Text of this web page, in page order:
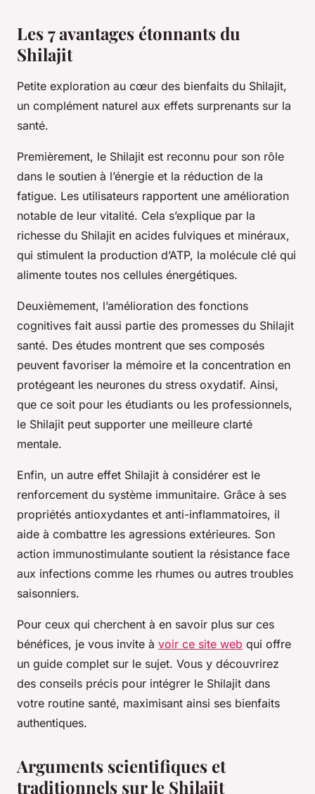
Les 7 avantages étonnants du
Shilajit
Petite exploration au cœur des bienfaits du Shilajit,
un complément naturel aux effets surprenants sur la
santé.
Premièrement, le Shilajit est reconnu pour son rôle
dans le soutien à l’énergie et la réduction de la
fatigue. Les utilisateurs rapportent une amélioration
notable de leur vitalité. Cela s’explique par la
richesse du Shilajit en acides fulviques et minéraux,
qui stimulent la production d’ATP, la molécule clé qui
alimente toutes nos cellules énergétiques.
Deuxièmement, l’amélioration des fonctions
cognitives fait aussi partie des promesses du Shilajit
santé. Des études montrent que ses composés
peuvent favoriser la mémoire et la concentration en
protégeant les neurones du stress oxydatif. Ainsi,
que ce soit pour les étudiants ou les professionnels,
le Shilajit peut supporter une meilleure clarté
mentale.
Enfin, un autre effet Shilajit à considérer est le
renforcement du système immunitaire. Grâce à ses
propriétés antioxydantes et anti-inflammatoires, il
aide à combattre les agressions extérieures. Son
action immunostimulante soutient la résistance face
aux infections comme les rhumes ou autres troubles
saisonniers.
Pour ceux qui cherchent à en savoir plus sur ces
bénéfices, je vous invite à voir ce site web qui offre
un guide complet sur le sujet. Vous y découvrirez
des conseils précis pour intégrer le Shilajit dans
votre routine santé, maximisant ainsi ses bienfaits
authentiques.
Arguments scientifiques et
traditionnels sur le Shilajit